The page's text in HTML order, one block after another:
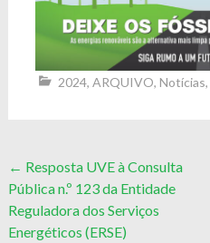
2024, ARQUIVO, Notícias,
Post
navigation
← Resposta UVE à Consulta
Pública n.º 123 da Entidade
Reguladora dos Serviços
Energéticos (ERSE)